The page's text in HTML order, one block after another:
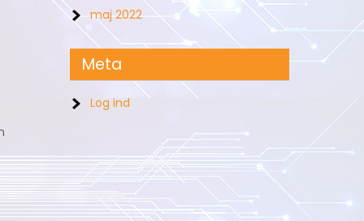
maj 2022
Meta
Log ind